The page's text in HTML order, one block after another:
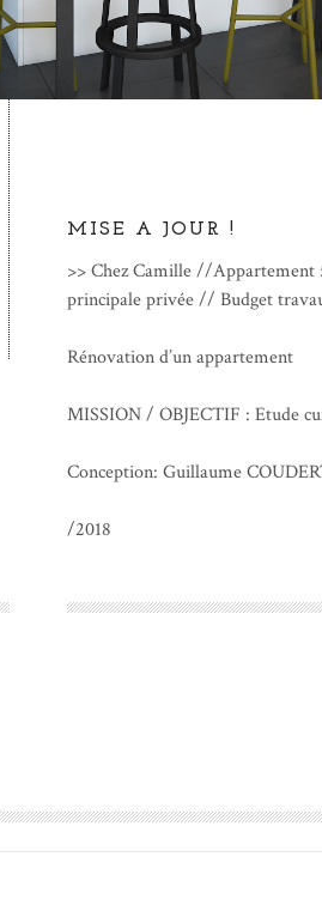
MISE A JOUR !
>> Chez Camille //
principale privée // Budget
Rénovation d’un appartement
MISSION / OBJECTIF : Etude
Conception: Guillaume
/2018